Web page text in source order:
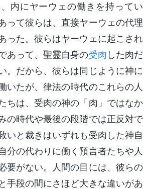
内にヤーウェの働きを持ってい
って彼らは、直接ヤーウェの代理
った。彼らはヤーウェに起こされ
あって、聖霊自身の受肉 した肉だ
。だから、彼らは同じように神に
いたが、律法の時代のこれらの人
ちは、受肉の神の「肉」ではなか
の時代や最後の段階では正反対で
いと裁きはいずれも受肉した神自
分の代わりに働く預言者たちや人
要がない。人間の目には、彼らの
手段の間にさほど大きな違いがあ